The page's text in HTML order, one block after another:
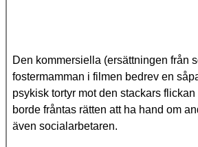
Den kommersiella (ersättningen från
fostermamman i filmen bedrev en
psykisk tortyr mot den stackars
borde fråntas rätten att ha hand om
även socialarbetaren.